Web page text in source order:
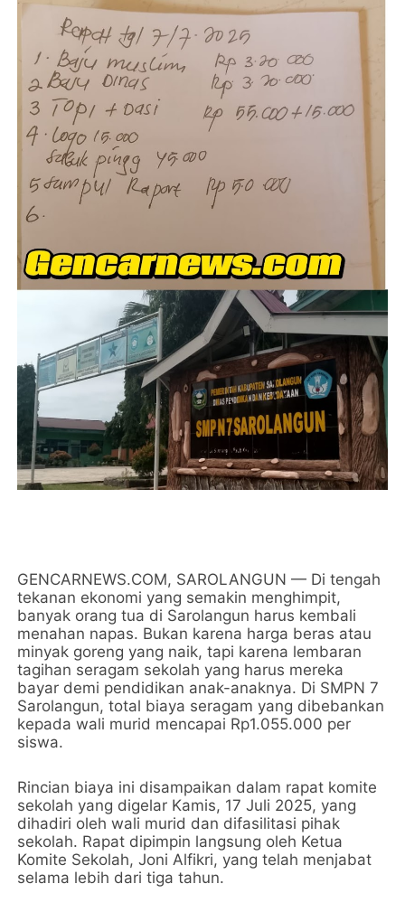
GENCARNEWS.COM, SAROLANGUN — Di tengah
tekanan ekonomi yang semakin menghimpit,
banyak orang tua di Sarolangun harus kembali
menahan napas. Bukan karena harga beras atau
minyak goreng yang naik, tapi karena lembaran
tagihan seragam sekolah yang harus mereka
bayar demi pendidikan anak-anaknya. Di SMPN 7
Sarolangun, total biaya seragam yang dibebankan
kepada wali murid mencapai Rp1.055.000 per
siswa.
Rincian biaya ini disampaikan dalam rapat komite
sekolah yang digelar Kamis, 17 Juli 2025, yang
dihadiri oleh wali murid dan difasilitasi pihak
sekolah. Rapat dipimpin langsung oleh Ketua
Komite Sekolah, Joni Alfikri, yang telah menjabat
selama lebih dari tiga tahun.